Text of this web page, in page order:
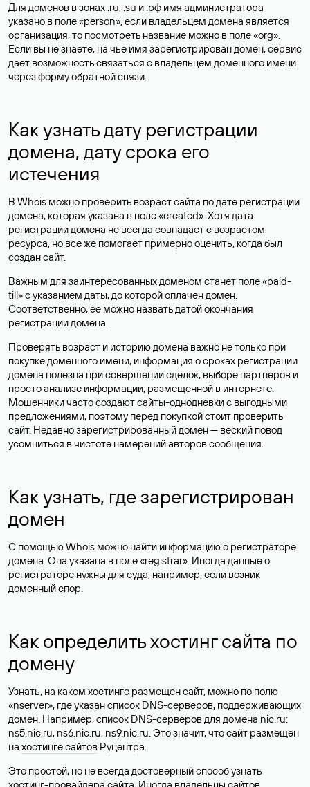
Для доменов в зонах .ru, .su и .рф имя администратора
указано в поле «person», если владельцем домена является
организация, то посмотреть название можно в поле «org».
Если вы не знаете, на чье имя зарегистрирован домен, сервис
дает возможность связаться с владельцем доменного имени
через форму обратной связи.
Как узнать дату регистрации
домена, дату срока его
истечения
В Whois можно проверить возраст сайта по дате регистрации
домена, которая указана в поле «created». Хотя дата
регистрации домена не всегда совпадает с возрастом
ресурса, но все же помогает примерно оценить, когда был
создан сайт.
Важным для заинтересованных доменом станет поле «paid-
till» с указанием даты, до которой оплачен домен.
Соответственно, ее можно назвать датой окончания
регистрации домена.
Проверять возраст и историю домена важно не только при
покупке доменного имени, информация о сроках регистрации
домена полезна при совершении сделок, выборе партнеров и
просто анализе информации, размещенной в интернете.
Мошенники часто создают сайты-однодневки с выгодными
предложениями, поэтому перед покупкой стоит проверить
сайт. Недавно зарегистрированный домен — веский повод
усомниться в чистоте намерений авторов сообщения.
Как узнать, где зарегистрирован
домен
С помощью Whois можно найти информацию о регистраторе
домена. Она указана в поле «registrar». Иногда данные о
регистраторе нужны для суда, например, если возник
доменный спор.
Как определить хостинг сайта по
домену
Узнать, на каком хостинге размещен сайт, можно по полю
«nserver», где указан список DNS-серверов, поддерживающих
домен. Например, список DNS-серверов для домена nic.ru:
ns5.nic.ru, ns6.nic.ru, ns9.nic.ru. Это значит, что сайт размещен
на хостинге сайтов Руцентра.
Это простой, но не всегда достоверный способ узнать